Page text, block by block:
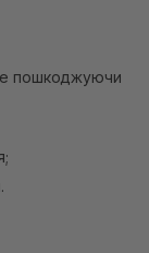
пошкоджуючи